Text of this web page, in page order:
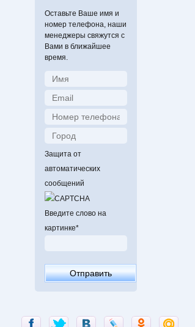
Оставьте Ваше имя и
номер телефона, наши
менеджеры свяжутся с
Вами в ближайшее
время.
Защита от
автоматических
сообщений
Введите слово на
картинке*